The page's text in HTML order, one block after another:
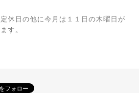
休日の他に今月は１１日の木曜日が
す。